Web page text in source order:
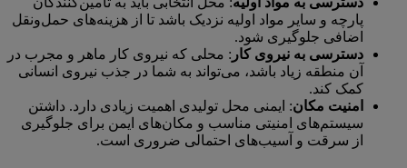
پارچه و سایر مواد اولیه نزدیک باشد تا از هزینه‌های حمل‌ونقل
اضافی جلوگیری شود.
دسترسی به نیروی کار : محلی که نیروی کار ماهر و مجرب در
آن منطقه زیاد باشد، می‌تواند به شما در جذب نیروی انسانی
کمک کند.
امنیت مکان: ایمنی محل تولیدی اهمیت زیادی دارد. داشتن
سیستم‌های امنیتی مناسب و مکان‌های ایمن برای جلوگیری
از سرقت و آسیب‌های احتمالی ضروری است.